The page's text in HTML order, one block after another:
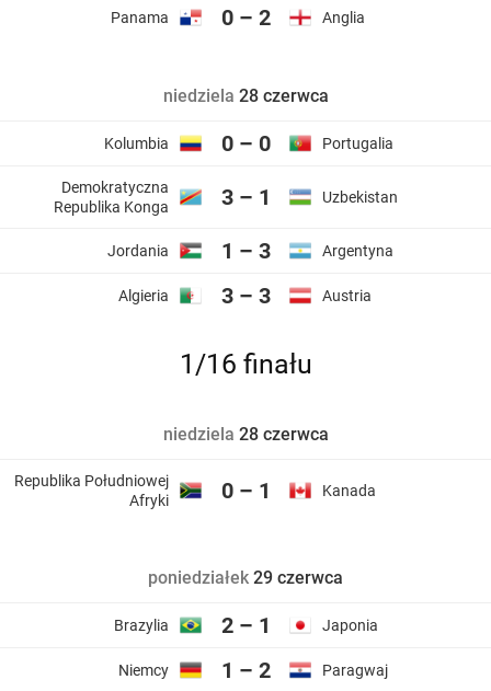
Panama 0 – 2 Anglia
niedziela 28 czerwca
Kolumbia 0 – 0 Portugalia
Demokratyczna
Republika Konga
3 – 1 Uzbekistan
Jordania 1 – 3 Argentyna
Algieria 3 – 3 Austria
1/16 finału
niedziela 28 czerwca
Republika Południowej
Afryki
0 – 1 Kanada
poniedziałek 29 czerwca
Brazylia 2 – 1 Japonia
Niemcy 1 – 2 Paragwaj